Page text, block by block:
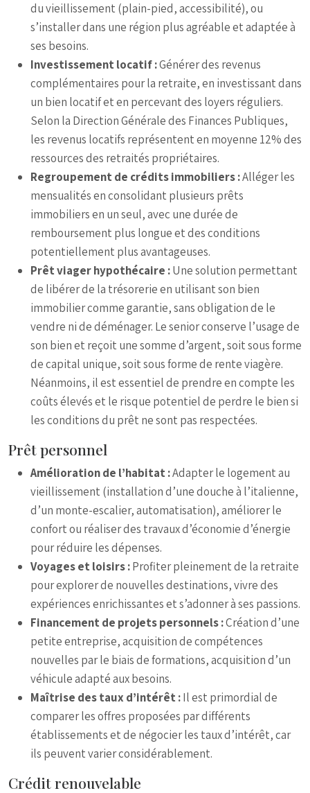
du vieillissement (plain-pied, accessibilité), ou
s’installer dans une région plus agréable et adaptée à
ses besoins.
Investissement locatif :Générer des revenus
complémentaires pour la retraite, en investissant dans
un bien locatif et en percevant des loyers réguliers.
Selon la Direction Générale des Finances Publiques,
les revenus locatifs représentent en moyenne 12% des
ressources des retraités propriétaires.
Regroupement de crédits immobiliers :Alléger les
mensualités en consolidant plusieurs prêts
immobiliers en un seul, avec une durée de
remboursement plus longue et des conditions
potentiellement plus avantageuses.
Prêt viager hypothécaire :Une solution permettant
de libérer de la trésorerie en utilisant son bien
immobilier comme garantie, sans obligation de le
vendre ni de déménager. Le senior conserve l’usage de
son bien et reçoit une somme d’argent, soit sous forme
de capital unique, soit sous forme de rente viagère.
Néanmoins, il est essentiel de prendre en compte les
coûts élevés et le risque potentiel de perdre le bien si
les conditions du prêt ne sont pas respectées.
Prêt personnel
Amélioration de l’habitat :Adapter le logement au
vieillissement (installation d’une douche à l’italienne,
d’un monte-escalier, automatisation), améliorer le
confort ou réaliser des travaux d’économie d’énergie
pour réduire les dépenses.
Voyages et loisirs :Profiter pleinement de la retraite
pour explorer de nouvelles destinations, vivre des
expériences enrichissantes et s’adonner à ses passions.
Financement de projets personnels :Création d’une
petite entreprise, acquisition de compétences
nouvelles par le biais de formations, acquisition d’un
véhicule adapté aux besoins.
Maîtrise des taux d’intérêt :Il est primordial de
comparer les offres proposées par différents
établissements et de négocier les taux d’intérêt, car
ils peuvent varier considérablement.
Crédit renouvelable